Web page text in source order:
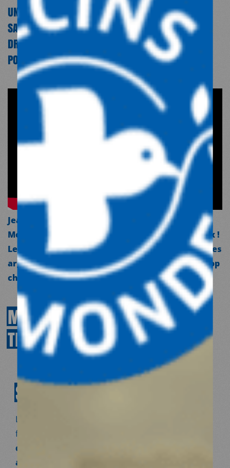
UN MONDE PLUS JUSTE OÙ LES OBSTACLES À LA
SANTÉ AURONT ÉTÉ SURMONTÉS. UN MONDE OÙ LE
DROIT DE VIVRE EN BONNE SANTÉ SERA EFFECTIF
POUR TOUTES ET TOUS !
Jean-François Corty, président de Médecins du
Monde, nous présente l'association, en 1mn max !
Les enjeux pour le futur, sa plus grande fierté, ses
arguments pour les soutenir... il nous dit tout, top
chrono.
MÉDECINSDUMONDEÀ
TRAVERSUNCOMBAT
SANTÉETENVIRONNEMENT
L’environnement ne se limite pas à la nature, à la
faune sauvage ou au réchauffement climatique.
dégradation, la pollution,
affectent directement notre santé, surtout